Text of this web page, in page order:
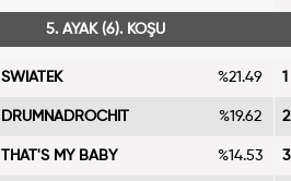
5. AYAK (6). KOŞU
SWIATEK %21.49
DRUMNADROCHIT %19.62
THAT'S MY BABY %14.53
1
2
3